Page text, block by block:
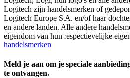
Logitech zijn handelsmerken of
Logitech Europe S.A. en/of haar
en andere landen. Alle andere
eigendom van hun respectievelijke
handelsmerken
Meld je aan om je speciale
te ontvangen.